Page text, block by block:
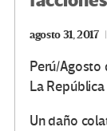
agosto 31, 2017
Perú/Agosto
La República
Un daño